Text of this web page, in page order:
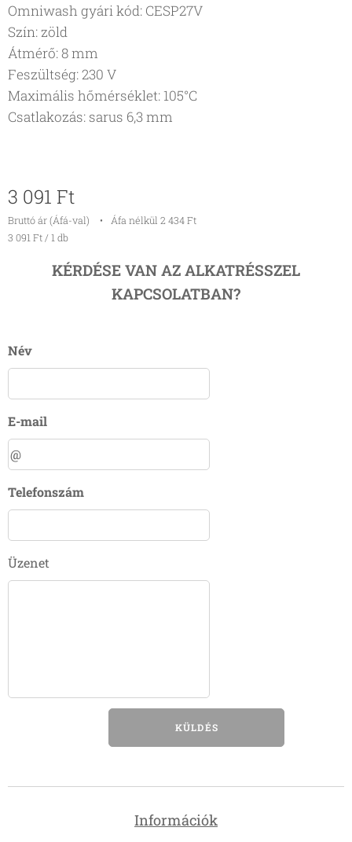
Omniwash gyári kód: CESP27V
Szín: zöld
Átmérő: 8 mm
Feszültség: 230 V
Maximális hőmérséklet: 105°C
Csatlakozás: sarus 6,3 mm
3 091 Ft
Bruttó ár (Áfá-val)
Áfa nélkül 2 434 Ft
3 091 Ft / 1 db
KÉRDÉSE VAN AZ ALKATRÉSSZEL
KAPCSOLATBAN?
Név
E-mail
Telefonszám
Üzenet
KÜLDÉS
Információk